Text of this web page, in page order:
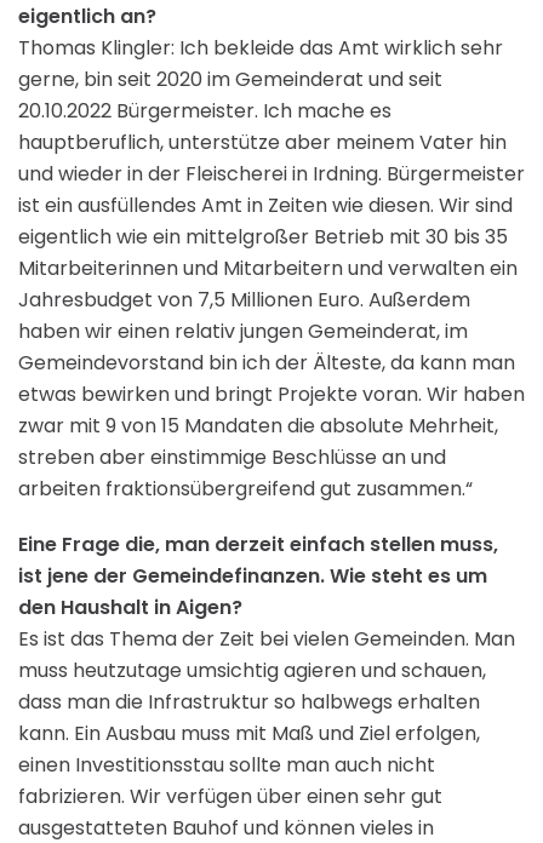
eigentlich an?
Thomas Klingler: Ich bekleide das Amt wirklich sehr
gerne, bin seit 2020 im Gemeinderat und seit
20.10.2022 Bürgermeister. Ich mache es
hauptberuflich, unterstütze aber meinem Vater hin
und wieder in der Fleischerei in Irdning. Bürgermeister
ist ein ausfüllendes Amt in Zeiten wie diesen. Wir sind
eigentlich wie ein mittelgroßer Betrieb mit 30 bis 35
Mitarbeiterinnen und Mitarbeitern und verwalten ein
Jahresbudget von 7,5 Millionen Euro. Außerdem
haben wir einen relativ jungen Gemeinderat, im
Gemeindevorstand bin ich der Älteste, da kann man
etwas bewirken und bringt Projekte voran. Wir haben
zwar mit 9 von 15 Mandaten die absolute Mehrheit,
streben aber einstimmige Beschlüsse an und
arbeiten fraktionsübergreifend gut zusammen.“
Eine Frage die, man derzeit einfach stellen muss,
ist jene der Gemeindefinanzen. Wie steht es um
den Haushalt in Aigen?
Es ist das Thema der Zeit bei vielen Gemeinden. Man
muss heutzutage umsichtig agieren und schauen,
dass man die Infrastruktur so halbwegs erhalten
kann. Ein Ausbau muss mit Maß und Ziel erfolgen,
einen Investitionsstau sollte man auch nicht
fabrizieren. Wir verfügen über einen sehr gut
ausgestatteten Bauhof und können vieles in